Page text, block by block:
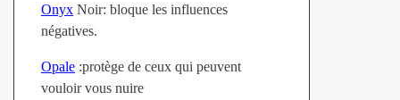
OnyxNoir: bloque les influences
négatives.
Opale:protège de ceux qui peuvent
vouloir vous nuire